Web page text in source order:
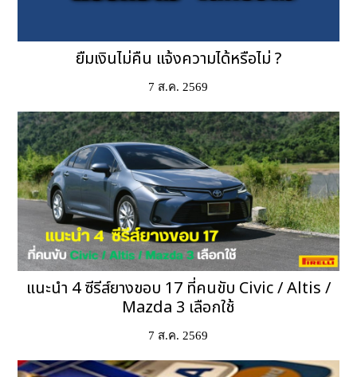
ยืมเงินไม่คืน แจ้งความได้หรือไม่ ?
7 ส.ค. 2569
แนะนำ 4 ซีรีส์ยางขอบ 17 ที่คนขับ Civic / Altis /
Mazda 3 เลือกใช้
7 ส.ค. 2569